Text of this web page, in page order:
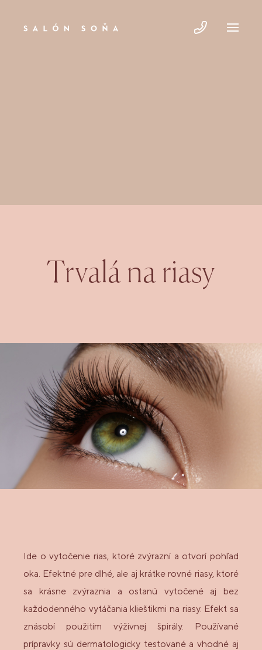
Trvalá na riasy
Ide o vytočenie rias, ktoré zvýrazní a otvorí pohľad
oka. Efektné pre dlhé, ale aj krátke rovné riasy, ktoré
sa krásne zvýraznia a ostanú vytočené aj bez
každodenného vytáčania klieštikmi na riasy. Efekt sa
znásobí použitím výživnej špirály. Používané
prípravky sú dermatologicky testované a vhodné aj